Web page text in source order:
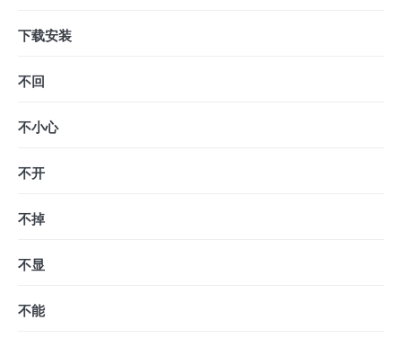
下载安装
不回
不小心
不开
不掉
不显
不能